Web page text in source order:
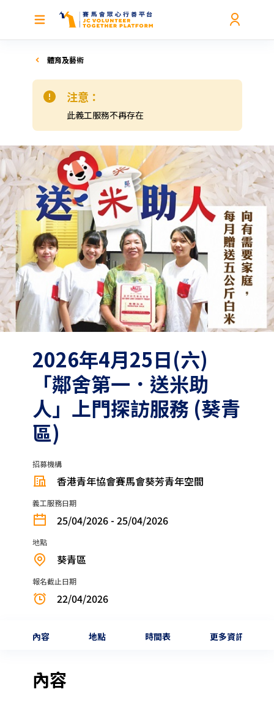
體育及藝術
注意：
此義工服務不再存在
2026年4月25日(六)
「鄰舍第一．送米助
人」上門探訪服務 (葵青
區)
招募機構
香港青年協會賽馬會葵芳青年空間
義工服務日期
25/04/2026 - 25/04/2026
地點
葵青區
報名截止日期
22/04/2026
內容 地點 時間表 更多資訊
內容